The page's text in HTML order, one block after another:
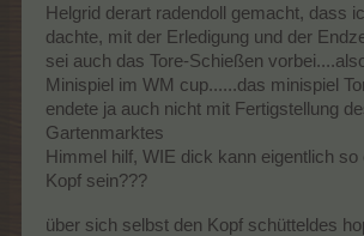
Helgrid derart radendoll gemacht, dass
dachte, mit der Erledigung und der
sei auch das Tore-Schießen
Minispiel im WM cup......das minispiel
endete ja auch nicht mit Fertigstellung
Gartenmarktes
Himmel hilf, WIE dick kann eigentlich so
Kopf sein???
über sich selbst den Kopf schütteldes